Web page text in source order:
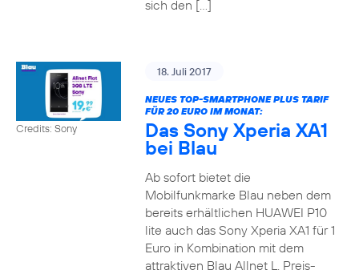
sich den […]
Credits: Sony
18. Juli 2017
NEUES TOP-SMARTPHONE PLUS TARIF
FÜR 20 EURO IM MONAT:
Das Sony Xperia XA1
bei Blau
Ab sofort bietet die
Mobilfunkmarke Blau neben dem
bereits erhältlichen HUAWEI P10
lite auch das Sony Xperia XA1 für 1
Euro in Kombination mit dem
attraktiven Blau Allnet L. Preis-